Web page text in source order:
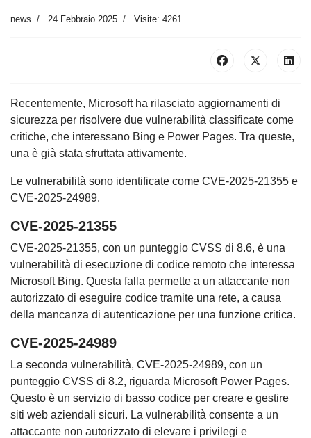
news 24 Febbraio 2025 Visite: 4261
Recentemente, Microsoft ha rilasciato aggiornamenti di
sicurezza per risolvere due vulnerabilità classificate come
critiche, che interessano Bing e Power Pages. Tra queste,
una è già stata sfruttata attivamente.
Le vulnerabilità sono identificate come CVE-2025-21355 e
CVE-2025-24989.
CVE-2025-21355
CVE-2025-21355, con un punteggio CVSS di 8.6, è una
vulnerabilità di esecuzione di codice remoto che interessa
Microsoft Bing. Questa falla permette a un attaccante non
autorizzato di eseguire codice tramite una rete, a causa
della mancanza di autenticazione per una funzione critica.
CVE-2025-24989
La seconda vulnerabilità, CVE-2025-24989, con un
punteggio CVSS di 8.2, riguarda Microsoft Power Pages.
Questo è un servizio di basso codice per creare e gestire
siti web aziendali sicuri. La vulnerabilità consente a un
attaccante non autorizzato di elevare i privilegi e